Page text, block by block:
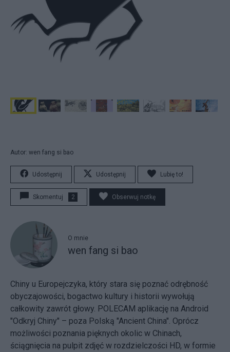
Autor: wen fang si bao
Udostępnij Udostępnij Lubię to!
Skomentuj 2 Obserwuj notkę
O mnie
wen fang si bao
Chiny u Europejczyka, który stara się poznać odrębność
obyczajowości, bogactwo kultury i historii wywołują
całkowity zawrót głowy. POLECAM aplikację na Android
"Odkryj Chiny" – poza Polską "Ancient China". Oprócz
możliwości poznania pięknych okolic w Chinach,
ściągnięcia na pulpit zdjęć w rozdzielczości HD, w formie